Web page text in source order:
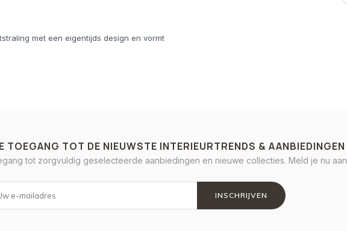
met een eigentijds design en vormt
TOEGANG TOT DE NIEUWSTE INTERIEURTRENDS & AANBIEDINGEN
tot zorgvuldig geselecteerde aanbiedingen en nieuwe collecties. Meld je nu aan
INSCHRIJVEN